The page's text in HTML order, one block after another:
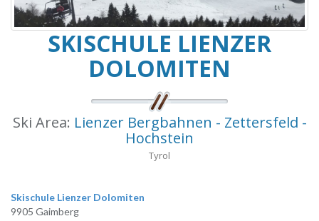
SKISCHULE LIENZER
DOLOMITEN
Ski Area: Lienzer Bergbahnen - Zettersfeld -
Hochstein
Tyrol
Skischule Lienzer Dolomiten
9905 Gaimberg